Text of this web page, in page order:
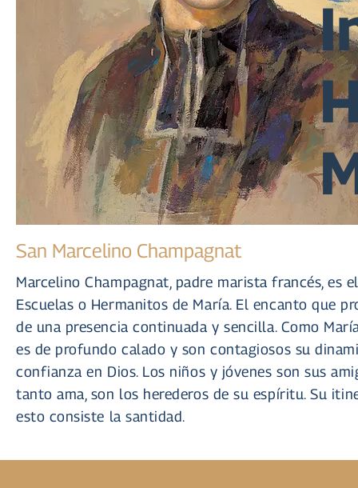
San Marcelino Champagnat
Marcelino Champagnat, padre marista francés,
Escuelas o Hermanitos de María. El encanto que
de una presencia continuada y sencilla. Como
es de profundo calado y son contagiosos su
confianza en Dios. Los niños y jóvenes son sus
tanto ama, son los herederos de su espíritu. Su
esto consiste la santidad.